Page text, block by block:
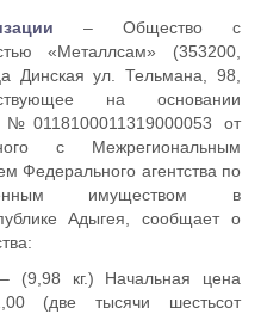
– Общество с
«Металлсам» (353200,
Динская ул. Тельмана, 98,
на основании
№0118100011319000053 от
с Межрегиональным
Федерального агентства по
имуществом в
Адыгея, сообщает о
кг.) Начальная цена
(две тысячи шестьсот